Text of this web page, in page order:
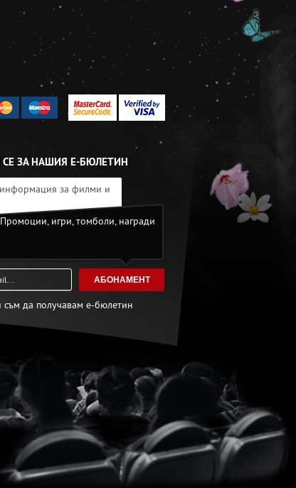
ЗА НАШИЯ Е-БЮЛЕТИН
за филми и
Промоции, игри, томболи, награди
АБОНАМЕНТ
съм да получавам е-бюлетин